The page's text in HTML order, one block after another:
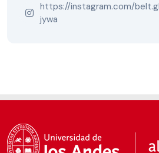
https://instagram.com/
jywa